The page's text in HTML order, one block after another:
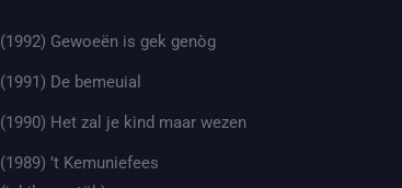
(1992) Gewoeën is gek genòg
(1991) De bemeuial
(1990) Het zal je kind maar wezen
(1989) ’t Kemuniefees